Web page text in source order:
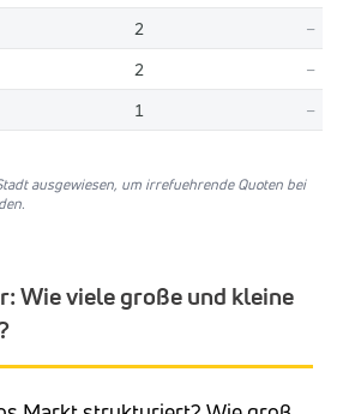
2
–
2
–
1 –
ausgewiesen, um irrefuehrende Quoten bei
Wie viele große und kleine